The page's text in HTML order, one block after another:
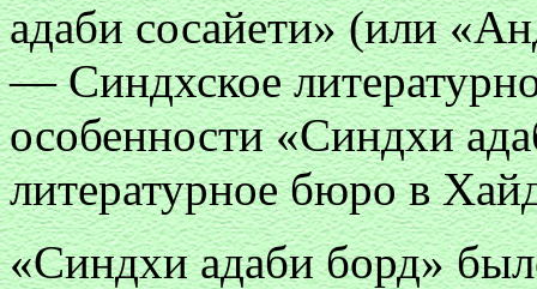
адаби сосайети» (или
— Синдхское
особенности «Синдхи
литературное бюро в
«Синдхи адаби борд»